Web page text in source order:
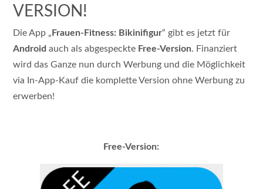
VERSION!
Die App „ Frauen-Fitness: Bikinifigur“ gibt es jetzt für
Android auch als abgespeckte Free-Version. Finanziert
wird das Ganze nun durch Werbung und die Möglichkeit
via In-App-Kauf die komplette Version ohne Werbung zu
erwerben!
Free-Version: